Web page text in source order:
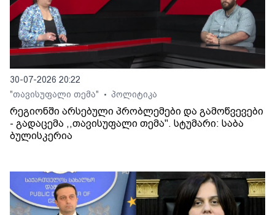
30-07-2026 20:22
"თავისუფალი თემა"
• პოლიტიკა
რეგიონში არსებული პრობლემები და გამოწვევები
- გადაცემა ,,თავისუფალი თემა". სტუმარი: საბა
ბულისკერია